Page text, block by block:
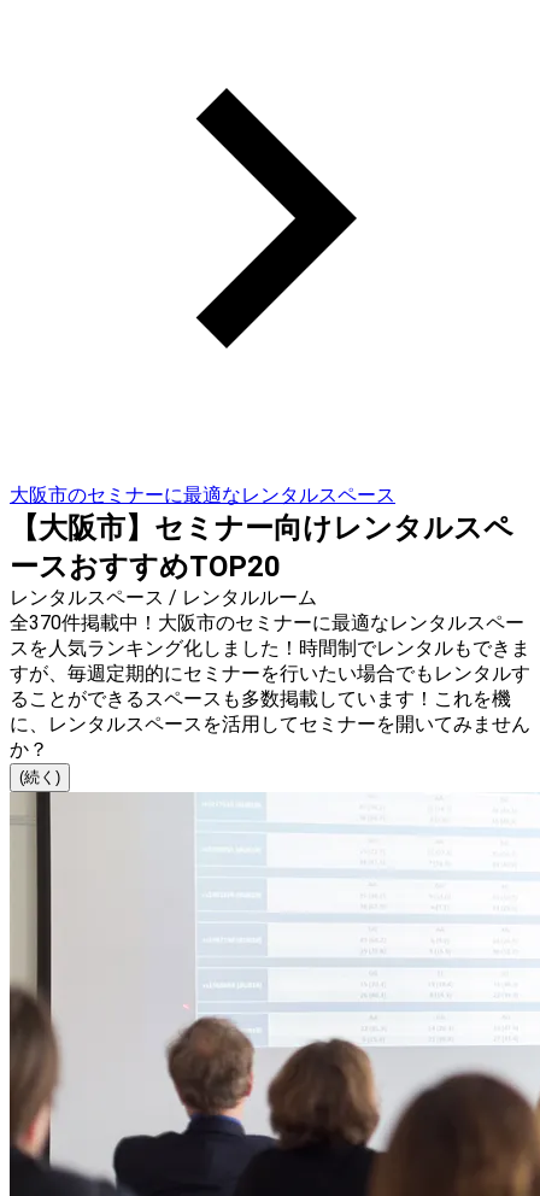
大阪市のセミナーに最適なレンタルスペース
【大阪市】セミナー向けレンタルスペ
ースおすすめTOP20
レンタルスペース / レンタルルーム
全370件掲載中！大阪市のセミナーに最適なレンタルスペー
スを人気ランキング化しました！時間制でレンタルもできま
すが、毎週定期的にセミナーを行いたい場合でもレンタルす
ることができるスペースも多数掲載しています！これを機
に、レンタルスペースを活用してセミナーを開いてみません
か？
(続く)